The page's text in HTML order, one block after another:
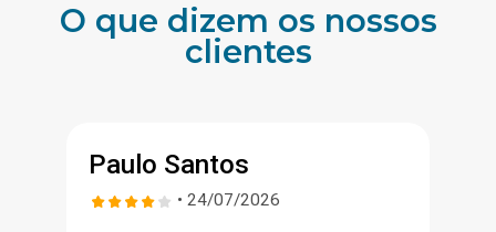
O que dizem os nossos
clientes
Paulo Santos
• 24/07/2026